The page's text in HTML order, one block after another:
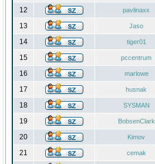
12 pavlinaxx
13 Jaso
14 tiger01
15 pccentrum
16 marlowe
17 husnak
18 SYSMAN
19 BobsenClark
20 Kimov
21 cemak